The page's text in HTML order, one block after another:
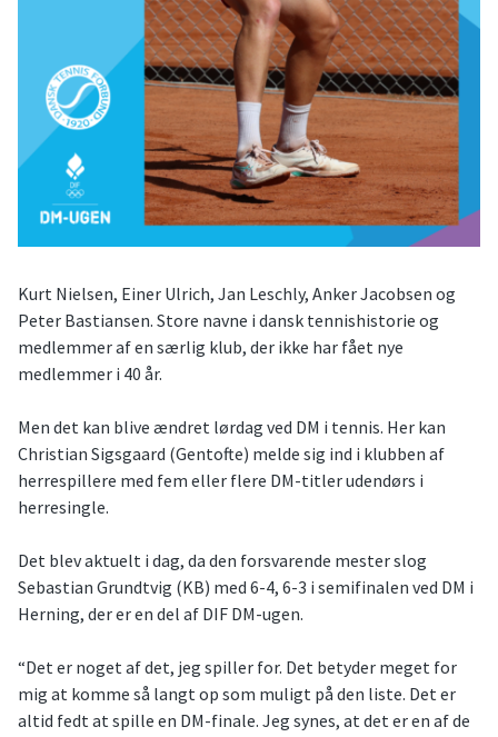
Kurt Nielsen, Einer Ulrich, Jan Leschly, Anker Jacobsen og
Peter Bastiansen. Store navne i dansk tennishistorie og
medlemmer af en særlig klub, der ikke har fået nye
medlemmer i 40 år.
Men det kan blive ændret lørdag ved DM i tennis. Her kan
Christian Sigsgaard (Gentofte) melde sig ind i klubben af
herrespillere med fem eller flere DM-titler udendørs i
herresingle.
Det blev aktuelt i dag, da den forsvarende mester slog
Sebastian Grundtvig (KB) med 6-4, 6-3 i semifinalen ved DM i
Herning, der er en del af DIF DM-ugen.
“Det er noget af det, jeg spiller for. Det betyder meget for
mig at komme så langt op som muligt på den liste. Det er
altid fedt at spille en DM-finale. Jeg synes, at det er en af de